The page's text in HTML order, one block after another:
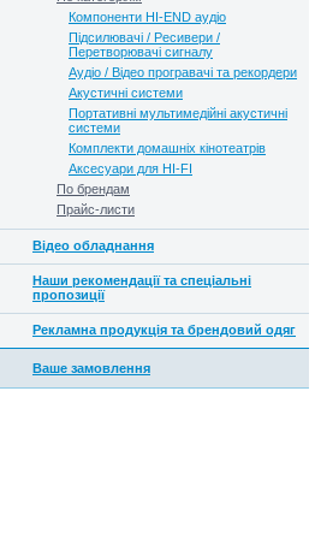
Компоненти HI-END аудіо
Підсилювачі / Ресивери /
Перетворювачі сигналу
Аудіо / Відео програвачі та рекордери
Акустичні системи
Портативні мультимедійні акустичні
системи
Комплекти домашніх кінотеатрів
Аксесуари для HI-FI
По брендам
Прайс-листи
Відео обладнання
Наши рекомендації та спеціальні
пропозиції
Рекламна продукція та брендовий одяг
Ваше замовлення